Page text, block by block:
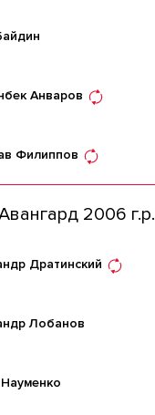
Анваров
Филиппов
2006 г.р.
Дратинский
Лобанов